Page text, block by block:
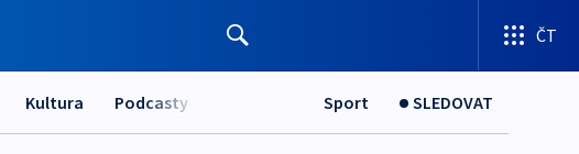
ČT
Kultura Podcasty Sport SLEDOVAT